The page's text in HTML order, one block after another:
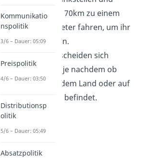
werden kaum 70km zu einem
anderen Anbieter fahren, um ihr
Auto zu tanken.
Zudem unterscheiden sich
Benzinpreise, je nachdem ob
man sich auf dem Land oder auf
der Autobahn befindet.
Kommunikatio
nspolitik
3/6 – Dauer: 05:09
Preispolitik
4/6 – Dauer: 03:50
Distributionsp
olitik
5/6 – Dauer: 05:49
Absatzpolitik